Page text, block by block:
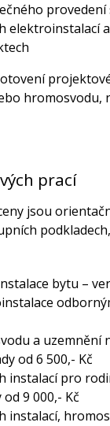
elektroinstalací
hromosvodu,
prací
jsou
bytu –
a uzemnění
od 6 500,- Kč
instalací pro
9 000,- Kč
instalací,